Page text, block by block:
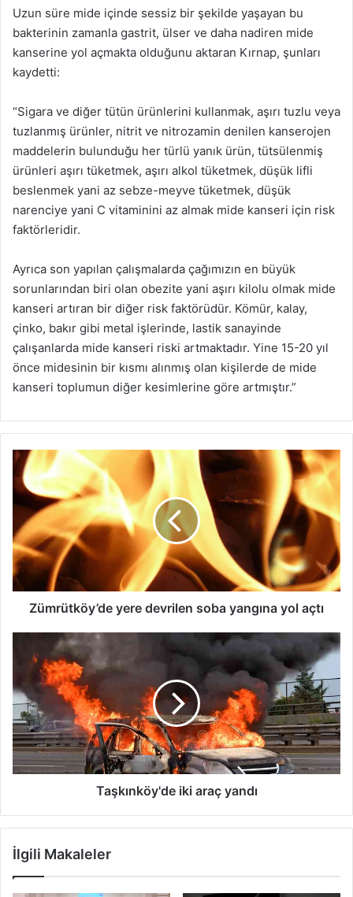
Uzun süre mide içinde sessiz bir şekilde yaşayan bu
bakterinin zamanla gastrit, ülser ve daha nadiren mide
kanserine yol açmakta olduğunu aktaran Kırnap, şunları
kaydetti:
“Sigara ve diğer tütün ürünlerini kullanmak, aşırı tuzlu veya
tuzlanmış ürünler, nitrit ve nitrozamin denilen kanserojen
maddelerin bulunduğu her türlü yanık ürün, tütsülenmiş
ürünleri aşırı tüketmek, aşırı alkol tüketmek, düşük lifli
beslenmek yani az sebze-meyve tüketmek, düşük
narenciye yani C vitaminini az almak mide kanseri için risk
faktörleridir.
Ayrıca son yapılan çalışmalarda çağımızın en büyük
sorunlarından biri olan obezite yani aşırı kilolu olmak mide
kanseri artıran bir diğer risk faktörüdür. Kömür, kalay,
çinko, bakır gibi metal işlerinde, lastik sanayinde
çalışanlarda mide kanseri riski artmaktadır. Yine 15-20 yıl
önce midesinin bir kısmı alınmış olan kişilerde de mide
kanseri toplumun diğer kesimlerine göre artmıştır.”
Zümrütköy’de
yere
devrilen
soba
yangına
yol
açtı
Zümrütköy’de yere devrilen soba yangına yol açtı
Taşkınköy'de
yandı
Taşkınköy'de iki araç yandı
İlgili Makaleler